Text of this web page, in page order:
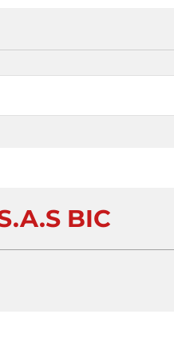
BIC